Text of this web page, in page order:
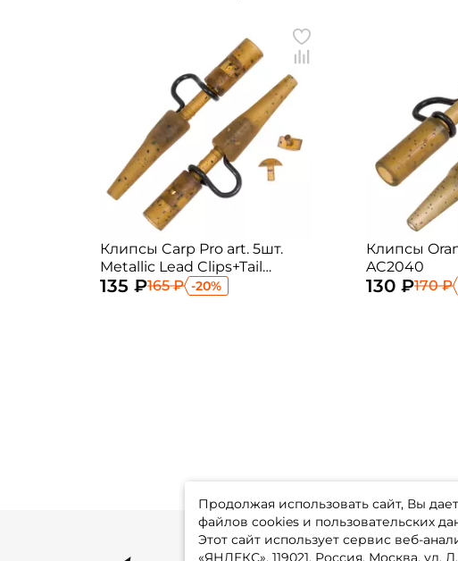
Клипсы Carp Pro art. 5шт.
Metallic Lead Clips+Tail
Rubbers Camo
135 ₽165 ₽ -20%
Клипсы
AC2040
130 ₽170 ₽
Продолжая использовать сайт, Вы
файлов cookies и пользовательских
Этот сайт использует сервис веб-
«ЯНДЕКС», 119021, Россия, Москва, ул.